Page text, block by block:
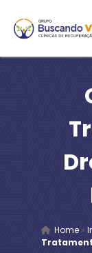
Home»